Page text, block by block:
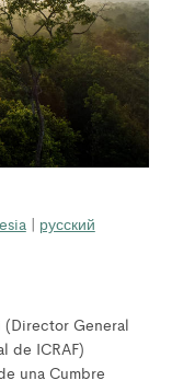
| русский
(Director General
de ICRAF)
una Cumbre